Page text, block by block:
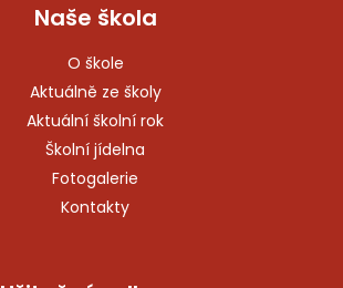
Naše škola
O škole
Aktuálně ze školy
Aktuální školní rok
Školní jídelna
Fotogalerie
Kontakty